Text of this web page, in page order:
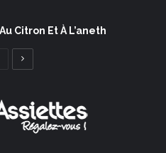
Citron Et À L’aneth
Page